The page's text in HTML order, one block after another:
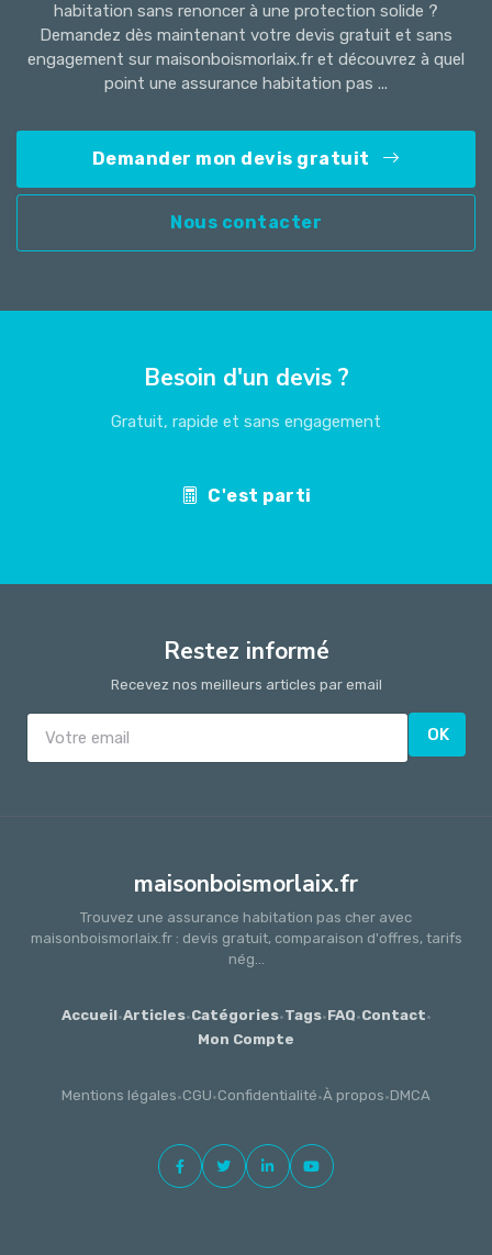
habitation sans renoncer à une protection solide ?
Demandez dès maintenant votre devis gratuit et sans
engagement sur maisonboismorlaix.fr et découvrez à quel
point une assurance habitation pas ...
Demander mon devis gratuit
Nous contacter
Besoin d'un devis ?
Gratuit, rapide et sans engagement
C'est parti
Restez informé
Recevez nos meilleurs articles par email
OK
maisonboismorlaix.fr
Trouvez une assurance habitation pas cher avec
maisonboismorlaix.fr : devis gratuit, comparaison d'offres, tarifs
nég...
Accueil·Articles·Catégories·Tags·FAQ·Contact·
Mon Compte
Mentions légales·CGU·Confidentialité·À propos·DMCA